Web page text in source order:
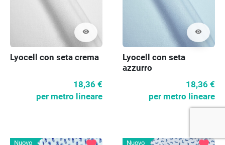
visibility
Lyocell con seta crema
18,36 €
per metro lineare
visibility
Lyocell con seta
azzurro
18,36 €
per metro lineare
Nuovo Nuovo